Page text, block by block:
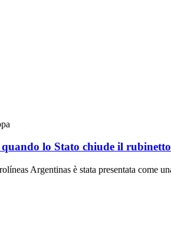
lo Stato chiude il rubinetto
Argentinas è stata presentata come